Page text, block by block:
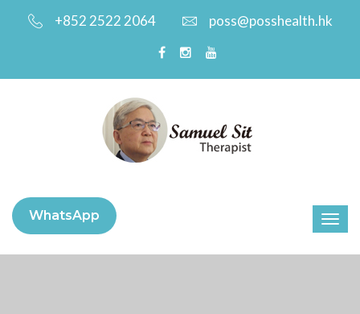
+852 2522 2064 poss@posshealth.hk
WhatsApp